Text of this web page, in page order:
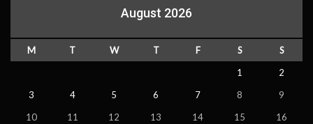
August 2026
M T W T F S
S
1
2
3
4 5 6 7 8
9
10
11 12 13 14 15
16